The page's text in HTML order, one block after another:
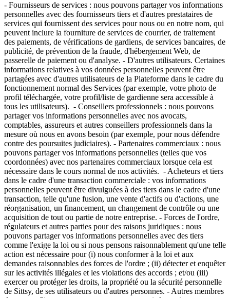
- Fournisseurs de services : nous pouvons partager vos informations
personnelles avec des fournisseurs tiers et d'autres prestataires de
services qui fournissent des services pour nous ou en notre nom, qui
peuvent inclure la fourniture de services de courrier, de traitement
des paiements, de vérifications de gardiens, de services bancaires, de
publicité, de prévention de la fraude, d'hébergement Web, de
passerelle de paiement ou d'analyse. - D'autres utilisateurs. Certaines
informations relatives à vos données personnelles peuvent être
partagées avec d'autres utilisateurs de la Plateforme dans le cadre du
fonctionnement normal des Services (par exemple, votre photo de
profil téléchargée, votre profil/liste de gardienne sera accessible à
tous les utilisateurs). - Conseillers professionnels : nous pouvons
partager vos informations personnelles avec nos avocats,
comptables, assureurs et autres conseillers professionnels dans la
mesure où nous en avons besoin (par exemple, pour nous défendre
contre des poursuites judiciaires). - Partenaires commerciaux : nous
pouvons partager vos informations personnelles (telles que vos
coordonnées) avec nos partenaires commerciaux lorsque cela est
nécessaire dans le cours normal de nos activités. - Acheteurs et tiers
dans le cadre d'une transaction commerciale : vos informations
personnelles peuvent être divulguées à des tiers dans le cadre d'une
transaction, telle qu'une fusion, une vente d'actifs ou d'actions, une
réorganisation, un financement, un changement de contrôle ou une
acquisition de tout ou partie de notre entreprise. - Forces de l'ordre,
régulateurs et autres parties pour des raisons juridiques : nous
pouvons partager vos informations personnelles avec des tiers
comme l'exige la loi ou si nous pensons raisonnablement qu'une telle
action est nécessaire pour (i) nous conformer à la loi et aux
demandes raisonnables des forces de l'ordre ; (ii) détecter et enquêter
sur les activités illégales et les violations des accords ; et/ou (iii)
exercer ou protéger les droits, la propriété ou la sécurité personnelle
de Sittsy, de ses utilisateurs ou d'autres personnes. - Autres membres